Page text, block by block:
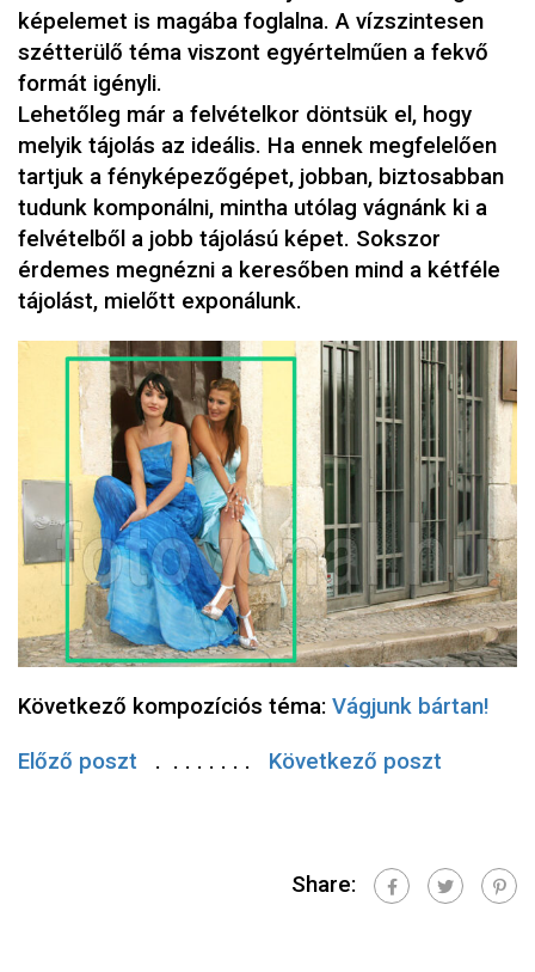
képelemet is magába foglalna. A vízszintesen
szétterülő téma viszont egyértelműen a fekvő
formát igényli.
Lehetőleg már a felvételkor döntsük el, hogy
melyik tájolás az ideális. Ha ennek megfelelően
tartjuk a fényképezőgépet, jobban, biztosabban
tudunk komponálni, mintha utólag vágnánk ki a
felvételből a jobb tájolású képet. Sokszor
érdemes megnézni a keresőben mind a kétféle
tájolást, mielőtt exponálunk.
Következő kompozíciós téma: Vágjunk bártan!
Előző poszt . . . . . . . . Következő poszt
Share: